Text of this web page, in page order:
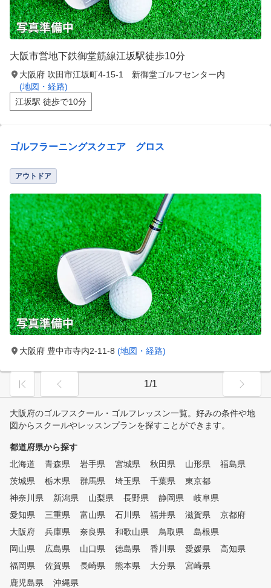
大阪市営地下鉄御堂筋線江坂駅徒歩10分
大阪府 吹田市江坂町4-15-1 新御堂ゴルフセンター内
(地図・経路)
江坂駅 徒歩で10分
ゴルフラーニングスクエア グロス
アウトドア
大阪府 豊中市寺内2-11-8 (地図・経路)
1/1
大阪府のゴルフスクール・ゴルフレッスン一覧。好みの条件や地
図からスクールやレッスンプランを探すことができます。
都道府県から探す
北海道
青森県 岩手県 宮城県 秋田県 山形県
福島県
茨城県
栃木県 群馬県 埼玉県 千葉県
東京都
神奈川県
新潟県 山梨県 長野県 静岡県
岐阜県
愛知県
三重県 富山県 石川県 福井県 滋賀県
京都府
大阪府
兵庫県 奈良県 和歌山県 鳥取県
島根県
岡山県
広島県 山口県 徳島県 香川県 愛媛県
高知県
福岡県
佐賀県 長崎県 熊本県 大分県
宮崎県
鹿児島県
沖縄県